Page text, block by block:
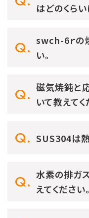
はどのくら
swch-6ｒの
い。
磁気焼鈍と
いて教えてく
SUS304は
水素の排ガ
えてください。